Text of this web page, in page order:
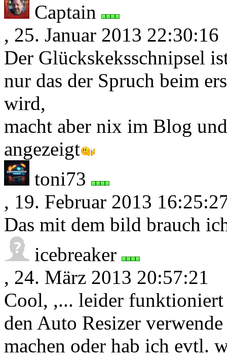
Captain
, 25. Januar 2013 22:30:16
Der Glückskeksschnipsel
nur das der Spruch beim
wird,
macht aber nix im Blog
angezeigt
toni73
, 19. Februar 2013
Das mit dem bild brauch
icebreaker
, 24. März 2013 20:57:21
Cool, ,... leider
den Auto Resizer
machen oder hab ich evtl.